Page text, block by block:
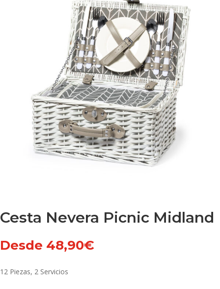
Cesta Nevera Picnic Midland
Desde 48,90€
12 Piezas, 2 Servicios